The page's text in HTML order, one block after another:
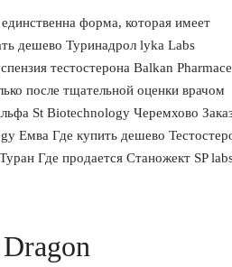
форма, которая имеет
дешево Туринадрол lyka Labs
тестостерона Balkan
после тщательной оценки врачом
St Biotechnology Черемхово
Емва Где купить дешево
Где продается Станожект SP